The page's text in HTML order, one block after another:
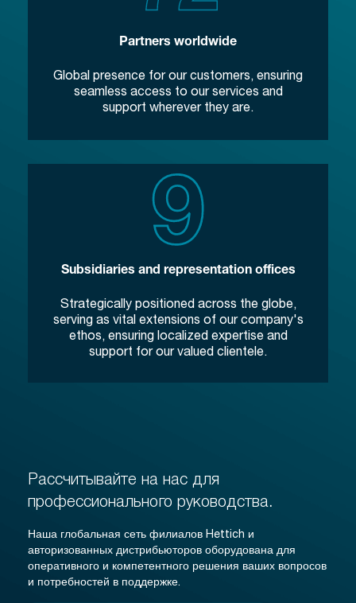
Partners worldwide
Global presence for our customers, ensuring
seamless access to our services and
support wherever they are.
Subsidiaries and representation offices
Strategically positioned across the globe,
serving as vital extensions of our company's
ethos, ensuring localized expertise and
support for our valued clientele.
Рассчитывайте на нас для
профессионального руководства.
Наша глобальная сеть филиалов Hettich и
авторизованных дистрибьюторов оборудована для
оперативного и компетентного решения ваших вопросов
и потребностей в поддержке.